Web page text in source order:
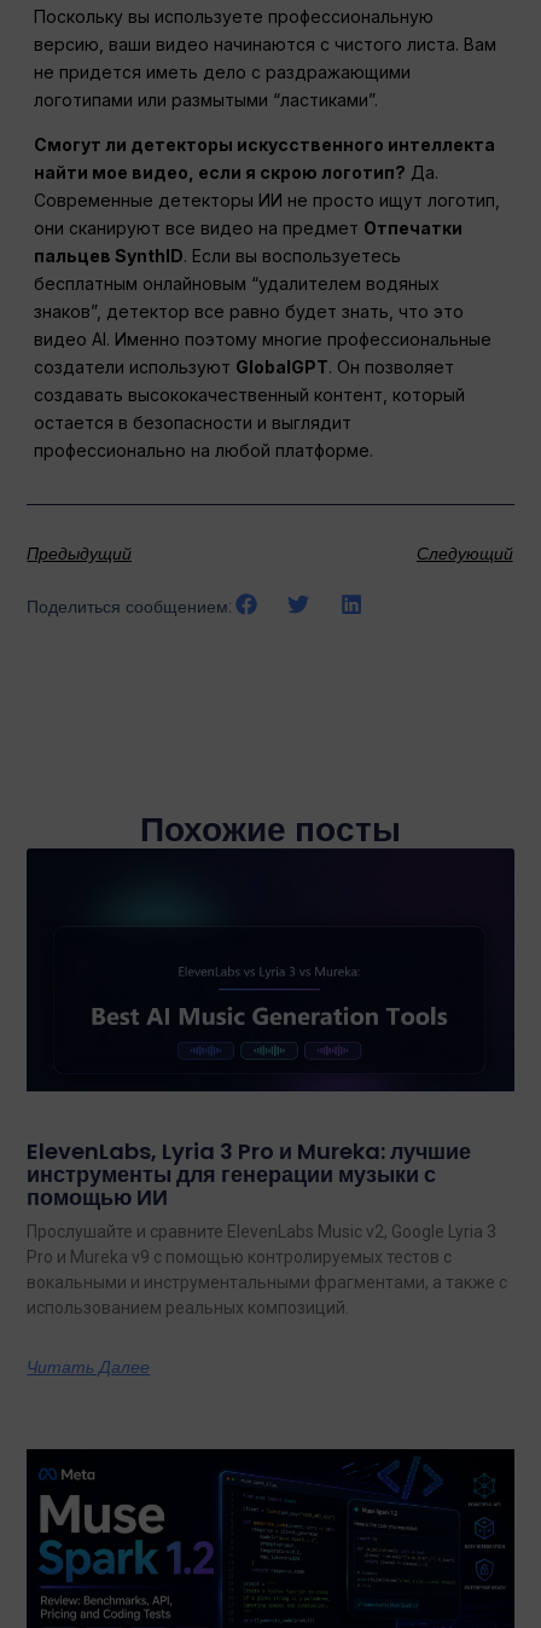
Поскольку вы используете профессиональную
версию, ваши видео начинаются с чистого листа. Вам
не придется иметь дело с раздражающими
логотипами или размытыми “ластиками”.
Смогут ли детекторы искусственного интеллекта
найти мое видео, если я скрою логотип? Да.
Современные детекторы ИИ не просто ищут логотип,
они сканируют все видео на предмет Отпечатки
пальцев SynthID. Если вы воспользуетесь
бесплатным онлайновым “удалителем водяных
знаков”, детектор все равно будет знать, что это
видео AI. Именно поэтому многие профессиональные
создатели используют GlobalGPT. Он позволяет
создавать высококачественный контент, который
остается в безопасности и выглядит
профессионально на любой платформе.
Предыдущий Следующий
Поделиться сообщением:
Похожие посты
ElevenLabs, Lyria 3 Pro и Mureka: лучшие
инструменты для генерации музыки с
помощью ИИ
Прослушайте и сравните ElevenLabs Music v2, Google Lyria 3
Pro и Mureka v9 с помощью контролируемых тестов с
вокальными и инструментальными фрагментами, а также с
использованием реальных композиций.
Читать Далее